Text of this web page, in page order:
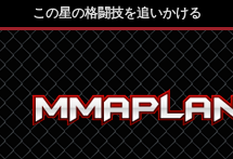
この星の格闘技を追いかける